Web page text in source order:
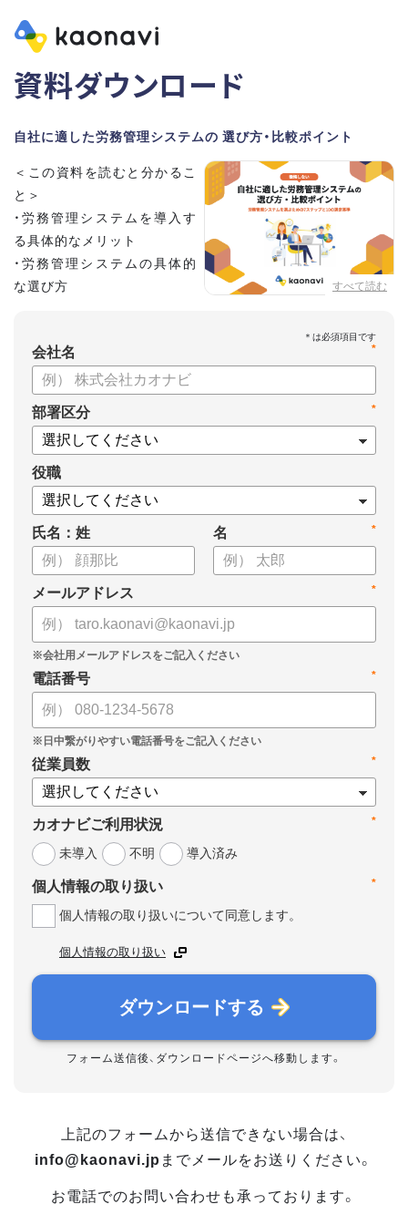
資料ダウンロード
自社に適した労務管理システムの 選び方・比較ポイント
すべて読む
＜この資料を読むと分かるこ
と＞
・労務管理システムを導入す
る具体的なメリット
・労務管理システムの具体的
な選び方
*
会社名
*
部署区分
役職
氏名：姓 *
名
*
メールアドレス
*
電話番号
*
従業員数
*
カオナビご利用状況
未導入
不明 導入済み
*
個人情報の取り扱い
個人情報の取り扱いについて同意します。
個人情報の取り扱い
ダウンロードする
フォーム送信後、ダウンロードページへ移動します。
上記のフォームから送信できない場合は、
info@kaonavi.jp までメールをお送りください。
お電話でのお問い合わせも承っております。